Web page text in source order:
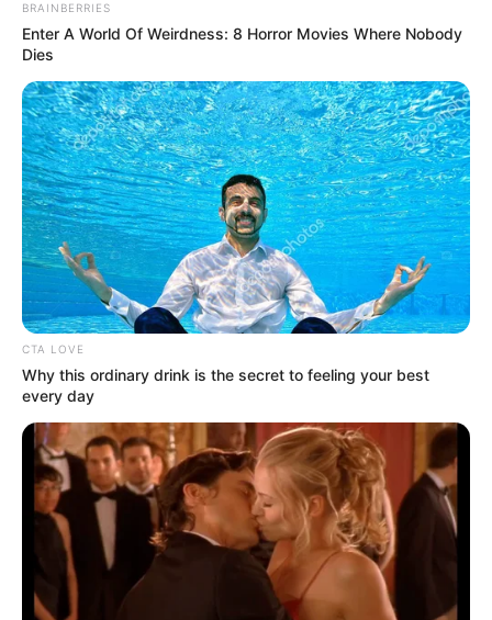
Bár Magyar Péter már miniszterelnökként vezeti az
országot, nemrég egyértelművé tette: nem költözik
állami rezidenciába, hanem marad eddigi
lakóhelyén. Ez azt is jelenti, hogy a szomszédai
ugyanazok maradtak, akik már korábban, még
Varga Judit férjeként találkoztak vele a
mindennapokban.
BRAINBERRIES
Enter A World Of Weirdness: 8 Horror Movies Where Nobody
Dies
CTA LOVE
Why this ordinary drink is the secret to feeling your best
every day